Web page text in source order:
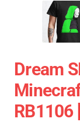
Dream
RB1106